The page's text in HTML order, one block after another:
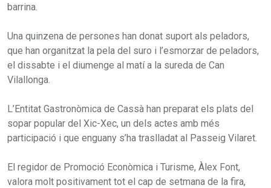
barrina.
Una quinzena de persones han donat suport als peladors,
que han organitzat la pela del suro i l’esmorzar de peladors,
el dissabte i el diumenge al matí a la sureda de Can
Vilallonga.
L’Entitat Gastronòmica de Cassà han preparat els plats del
sopar popular del Xic-Xec, un dels actes amb més
participació i que enguany s’ha traslladat al Passeig Vilaret.
El regidor de Promoció Econòmica i Turisme, Àlex Font,
valora molt positivament tot el cap de setmana de la fira,